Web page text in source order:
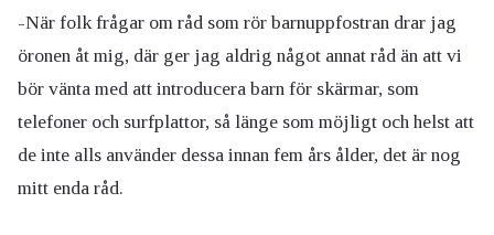
-När folk frågar om råd som rör barnuppfostran drar jag
öronen åt mig, där ger jag aldrig något annat råd än att vi
bör vänta med att introducera barn för skärmar, som
telefoner och surfplattor, så länge som möjligt och helst att
de inte alls använder dessa innan fem års ålder, det är nog
mitt enda råd.